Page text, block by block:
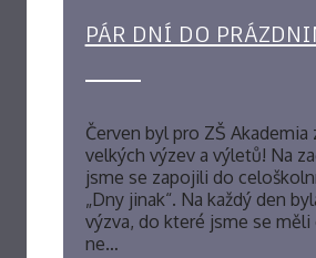
PÁR DNÍ DO
Červen byl pro ZŠ Akademia
velkých výzev a výletů! Na
jsme se zapojili do
„Dny jinak“. Na každý den
výzva, do které jsme se
ne…